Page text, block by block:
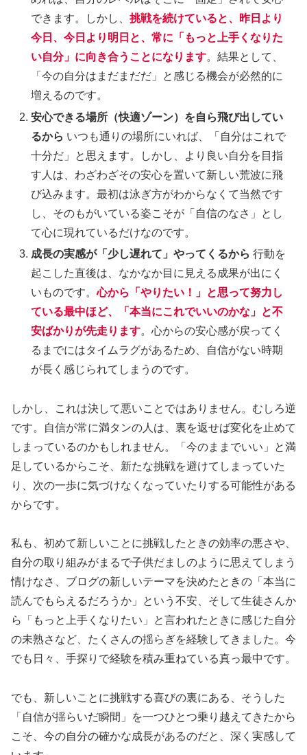
できます。しかし、挑戦を続けていると、昨日より
今日、今日より明日と、常に「もっと上手くなりた
い自分」に向き合うことになります。結果として、
「今の自分はまだまだだ」と感じる機会が必然的に
増えるのです。
安心できる場所（快適ゾーン）を自ら飛び出してい
るから いつも通りの場所にいれば、「自分はこれで
十分だ」と思えます。しかし、より良い自分を目指
す人は、わざわざその安心を置いて新しい荒波に飛
び込みます。最初は泳ぎ方がわからなくて当然です
し、そのもがいている姿こそが「自信のなさ」とし
て心に現れているだけなのです。
成長の実感が「少し遅れて」やってくるから 行動を
起こした直後は、なかなか目に見える成果が出にく
いものです。心から「やりたい！」と思って努力し
ている最中ほど、「本当にこれでいいのかな」と不
安ばかりが先走ります。心からの安心感が戻ってく
るまでにはタイムラグがあるため、自信がない時期
が長く感じられてしまうのです。
しかし、これは決して悪いことではありません。むしろ逆
です。自信が常に満タンの人は、裏を返せば変化を止めて
しまっているのかもしれません。「今のままでいい」と満
足しているからこそ、新たな挑戦を避けてしまっていた
り、次の一歩に気づけなくなっていたりする可能性がある
からです。
私も、初めて新しいことに挑戦したときの効率の悪さや、
自分の取り組みがまるで子供だましのように思えてしまう
情けなさ、ブログの新しいテーマを決めたときの「本当に
読んでもらえるだろうか」という不安、そして生徒さんか
ら「もっと上手くなりたい」と言われたときに感じた自分
の未熟さなど、たくさんの揺らぎを経験してきました。今
でも日々、手探りで経験を積み重ねている真っ最中です。
でも、新しいことに挑戦する喜びの裏にある、そうした
「自信が揺らいだ瞬間」を一つひとつ乗り越えてきたから
こそ、今の自分の確かな成長があるのだと、深く実感して